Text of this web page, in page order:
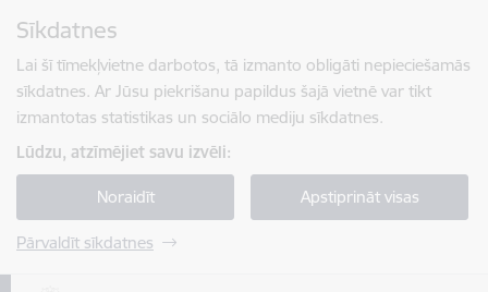
Sīkdatnes
Lai šī tīmekļvietne darbotos, tā izmanto obligāti nepieciešamās
sīkdatnes. Ar Jūsu piekrišanu papildus šajā vietnē var tikt
izmantotas statistikas un sociālo mediju sīkdatnes.
Lūdzu, atzīmējiet savu izvēli:
Noraidīt Apstiprināt visas
Pārvaldīt sīkdatnes